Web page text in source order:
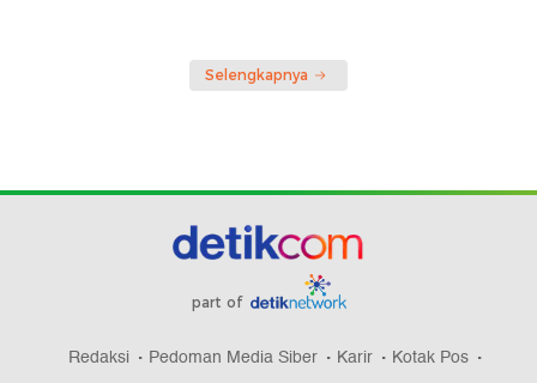
Selengkapnya
part of
Redaksi Pedoman Media Siber Karir
Kotak Pos